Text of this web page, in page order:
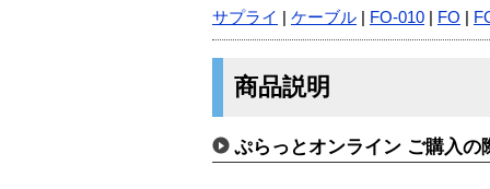
サプライ ケーブル FO-010 FO
商品説明
ぷらっとオンライン ご購入の